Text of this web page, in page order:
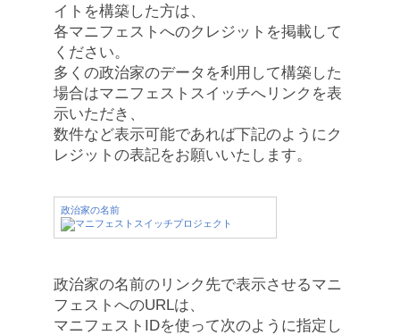
イトを構築した方は、
各マニフェストへのクレジットを掲載して
ください。
多くの政治家のデータを利用して構築した
場合はマニフェストスイッチへリンクを表
示いただき、
数件など表示可能であれば下記のようにク
レジットの表記をお願いいたします。
政治家の名前
政治家の名前のリンク先で表示させるマニ
フェストへのURLは、
マニフェストIDを使って次のように指定し